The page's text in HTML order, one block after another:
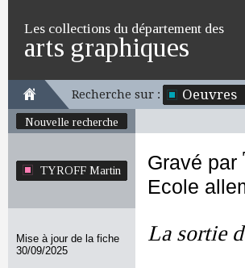
Les collections du département des
arts graphiques
Recherche sur : Oeuvres
Nouvelle recherche
TYROFF Martin
Mise à jour de la fiche
30/09/2025
Gravé par
Ecole
La sortie